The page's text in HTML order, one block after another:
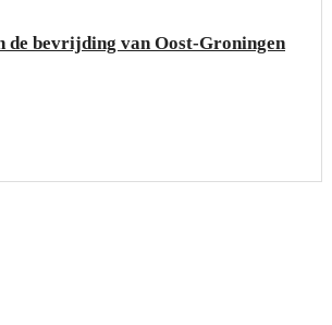
de bevrijding van Oost-Groningen